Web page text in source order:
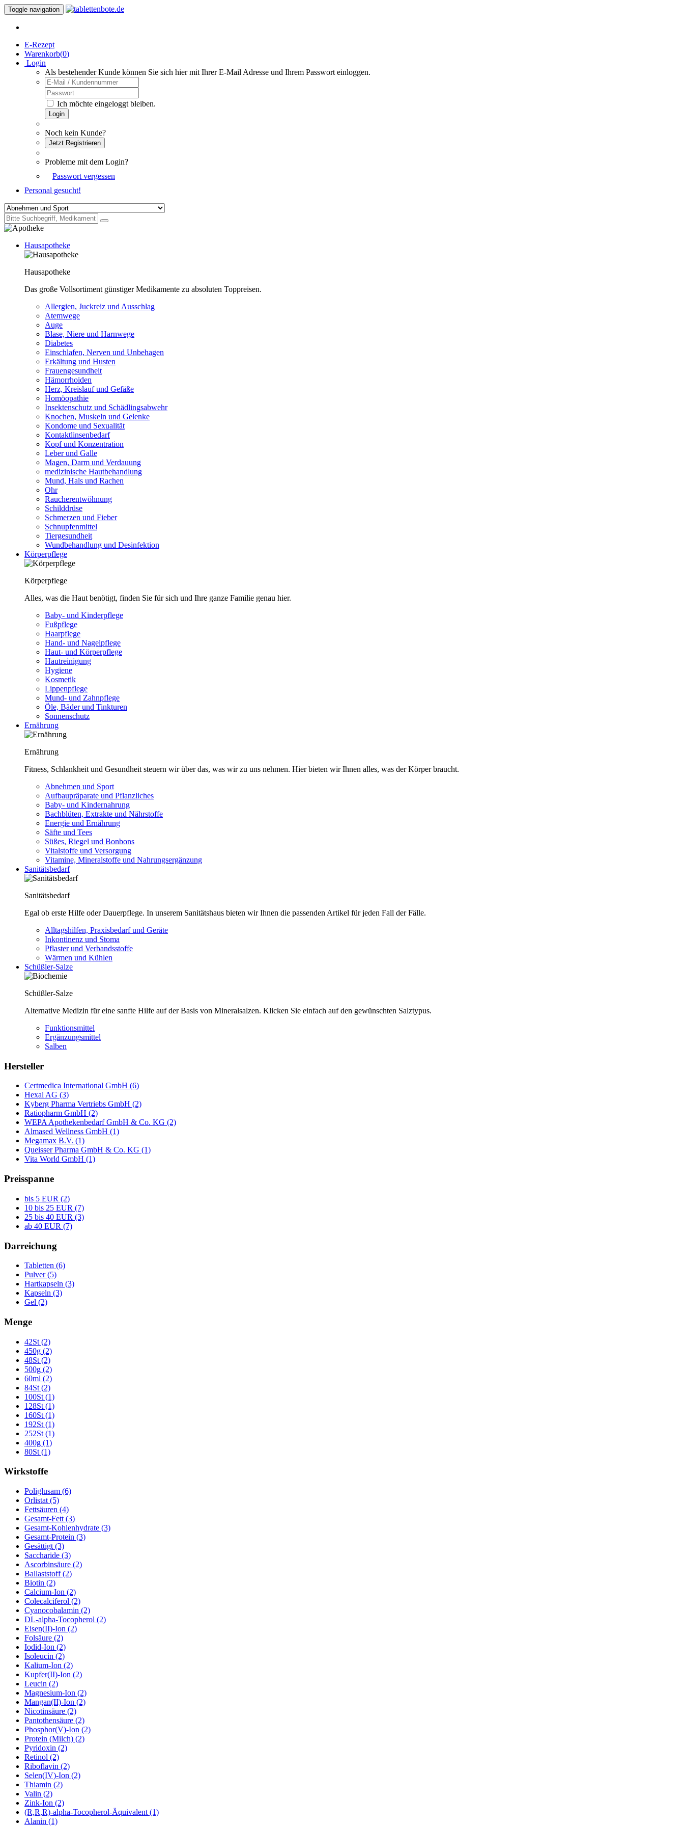
Toggle navigation
E-Rezept
Warenkorb(0)
Login
Als bestehender Kunde können Sie sich hier mit Ihrer E-Mail Adresse und Ihrem Passwort einloggen.
Ich möchte eingeloggt bleiben.
Login
Noch kein Kunde?
Jetzt Registrieren
Probleme mit dem Login?
Passwort vergessen
Personal gesucht!
Hausapotheke
Hausapotheke
Das große Vollsortiment günstiger Medikamente zu absoluten Toppreisen.
Allergien, Juckreiz und Ausschlag
Atemwege
Auge
Blase, Niere und Harnwege
Diabetes
Einschlafen, Nerven und Unbehagen
Erkältung und Husten
Frauengesundheit
Hämorrhoiden
Herz, Kreislauf und Gefäße
Homöopathie
Insektenschutz und Schädlingsabwehr
Knochen, Muskeln und Gelenke
Kondome und Sexualität
Kontaktlinsenbedarf
Kopf und Konzentration
Leber und Galle
Magen, Darm und Verdauung
medizinische Hautbehandlung
Mund, Hals und Rachen
Ohr
Raucherentwöhnung
Schilddrüse
Schmerzen und Fieber
Schnupfenmittel
Tiergesundheit
Wundbehandlung und Desinfektion
Körperpflege
Körperpflege
Alles, was die Haut benötigt, finden Sie für sich und Ihre ganze Familie genau hier.
Baby- und Kinderpflege
Fußpflege
Haarpflege
Hand- und Nagelpflege
Haut- und Körperpflege
Hautreinigung
Hygiene
Kosmetik
Lippenpflege
Mund- und Zahnpflege
Öle, Bäder und Tinkturen
Sonnenschutz
Ernährung
Ernährung
Fitness, Schlankheit und Gesundheit steuern wir über das, was wir zu uns nehmen. Hier bieten wir Ihnen alles, was der Körper braucht.
Abnehmen und Sport
Aufbaupräparate und Pflanzliches
Baby- und Kindernahrung
Bachblüten, Extrakte und Nährstoffe
Energie und Ernährung
Säfte und Tees
Süßes, Riegel und Bonbons
Vitalstoffe und Versorgung
Vitamine, Mineralstoffe und Nahrungsergänzung
Sanitätsbedarf
Sanitätsbedarf
Egal ob erste Hilfe oder Dauerpflege. In unserem Sanitätshaus bieten wir Ihnen die passenden Artikel für jeden Fall der Fälle.
Alltagshilfen, Praxisbedarf und Geräte
Inkontinenz und Stoma
Pflaster und Verbandsstoffe
Wärmen und Kühlen
Schüßler-Salze
Schüßler-Salze
Alternative Medizin für eine sanfte Hilfe auf der Basis von Mineralsalzen. Klicken Sie einfach auf den gewünschten Salztypus.
Funktionsmittel
Ergänzungsmittel
Salben
Hersteller
Certmedica International GmbH (6)
Hexal AG (3)
Kyberg Pharma Vertriebs GmbH (2)
Ratiopharm GmbH (2)
WEPA Apothekenbedarf GmbH & Co. KG (2)
Almased Wellness GmbH (1)
Megamax B.V. (1)
Queisser Pharma GmbH & Co. KG (1)
Vita World GmbH (1)
Preisspanne
bis 5 EUR (2)
10 bis 25 EUR (7)
25 bis 40 EUR (3)
ab 40 EUR (7)
Darreichung
Tabletten (6)
Pulver (5)
Hartkapseln (3)
Kapseln (3)
Gel (2)
Menge
42St (2)
450g (2)
48St (2)
500g (2)
60ml (2)
84St (2)
100St (1)
128St (1)
160St (1)
192St (1)
252St (1)
400g (1)
80St (1)
Wirkstoffe
Poliglusam (6)
Orlistat (5)
Fettsäuren (4)
Gesamt-Fett (3)
Gesamt-Kohlenhydrate (3)
Gesamt-Protein (3)
Gesättigt (3)
Saccharide (3)
Ascorbinsäure (2)
Ballaststoff (2)
Biotin (2)
Calcium-Ion (2)
Colecalciferol (2)
Cyanocobalamin (2)
DL-alpha-Tocopherol (2)
Eisen(II)-Ion (2)
Folsäure (2)
Iodid-Ion (2)
Isoleucin (2)
Kalium-Ion (2)
Kupfer(II)-Ion (2)
Leucin (2)
Magnesium-Ion (2)
Mangan(II)-Ion (2)
Nicotinsäure (2)
Pantothensäure (2)
Phosphor(V)-Ion (2)
Protein (Milch) (2)
Pyridoxin (2)
Retinol (2)
Riboflavin (2)
Selen(IV)-Ion (2)
Thiamin (2)
Valin (2)
Zink-Ion (2)
(R,R,R)-alpha-Tocopherol-Äquivalent (1)
Alanin (1)